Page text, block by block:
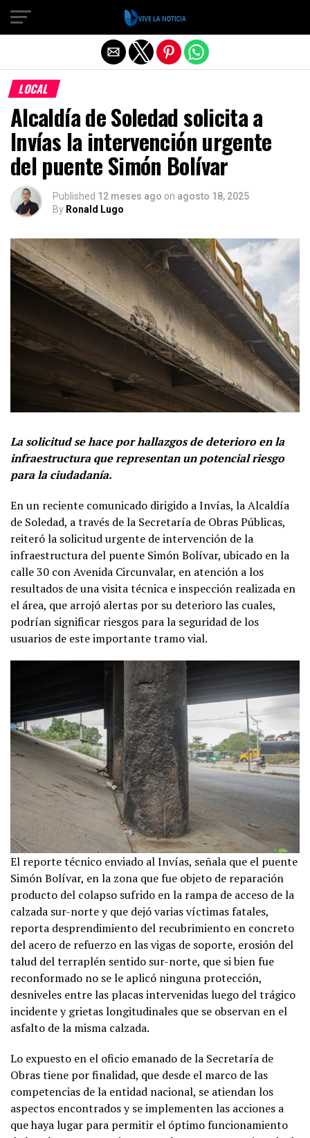
LOCAL
Alcaldía de Soledad solicita a
Invías la intervención urgente
del puente Simón Bolívar
Published 12 meses ago on agosto 18, 2025
By Ronald Lugo
La solicitud se hace por hallazgos de deterioro en la
infraestructura que representan un potencial riesgo
para la ciudadanía.
En un reciente comunicado dirigido a Invías, la Alcaldía
de Soledad, a través de la Secretaría de Obras Públicas,
reiteró la solicitud urgente de intervención de la
infraestructura del puente Simón Bolívar, ubicado en la
calle 30 con Avenida Circunvalar, en atención a los
resultados de una visita técnica e inspección realizada en
el área, que arrojó alertas por su deterioro las cuales,
podrían significar riesgos para la seguridad de los
usuarios de este importante tramo vial.
El reporte técnico enviado al Invías, señala que el puente
Simón Bolívar, en la zona que fue objeto de reparación
producto del colapso sufrido en la rampa de acceso de la
calzada sur-norte y que dejó varias víctimas fatales,
reporta desprendimiento del recubrimiento en concreto
del acero de refuerzo en las vigas de soporte, erosión del
talud del terraplén sentido sur-norte, que si bien fue
reconformado no se le aplicó ninguna protección,
desniveles entre las placas intervenidas luego del trágico
incidente y grietas longitudinales que se observan en el
asfalto de la misma calzada.
Lo expuesto en el oficio emanado de la Secretaría de
Obras tiene por finalidad, que desde el marco de las
competencias de la entidad nacional, se atiendan los
aspectos encontrados y se implementen las acciones a
que haya lugar para permitir el óptimo funcionamiento
Salir de la versión móvil